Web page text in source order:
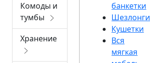
Комоды и
тумбы
Хранение
банкетки
Шезлонги
Кушетки